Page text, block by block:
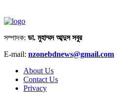
সম্পাদক: ডা. মুহাম্মদ আব্দুস সবুর
E-mail: nzonebdnews@gmail.com
About Us
Contact Us
Privacy